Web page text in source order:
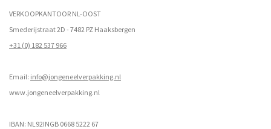
VERKOOPKANTOOR NL-OOST
Smederijstraat 2D - 7482 PZ Haaksbergen
+31 (0) 182 537 966
Email: info@jongeneelverpakking.nl
www.jongeneelverpakking.nl
IBAN: NL92INGB 0668 5222 67